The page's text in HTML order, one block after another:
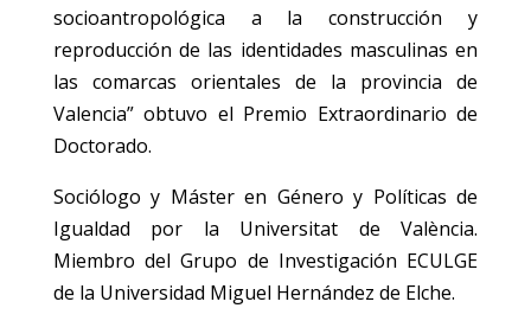
socioantropológica a la construcción y
reproducción de las identidades masculinas en
las comarcas orientales de la provincia de
Valencia” obtuvo el Premio Extraordinario de
Doctorado.
Sociólogo y Máster en Género y Políticas de
Igualdad por la Universitat de València.
Miembro del Grupo de Investigación ECULGE
de la Universidad Miguel Hernández de Elche.